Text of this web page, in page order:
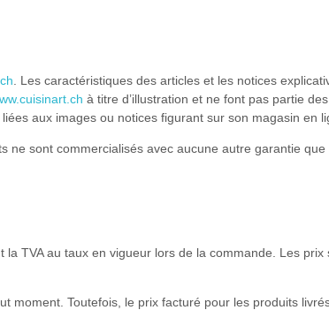
. Les caractéristiques des articles et les notices
à titre d’illustration et ne font pas partie
aux images ou notices figurant sur son magasin en
sont commercialisés avec aucune autre garantie que
la TVA au taux en vigueur lors de la commande. Les
moment. Toutefois, le prix facturé pour les produits